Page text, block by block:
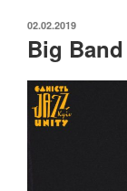
ОПУБЛІКОВАНО
02.02.2019
Big